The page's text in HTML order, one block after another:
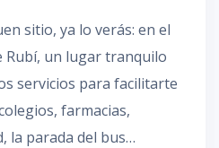
sitio, ya lo verás: en el
Rubí, un lugar tranquilo
servicios para facilitarte
farmacias,
la parada del bus…